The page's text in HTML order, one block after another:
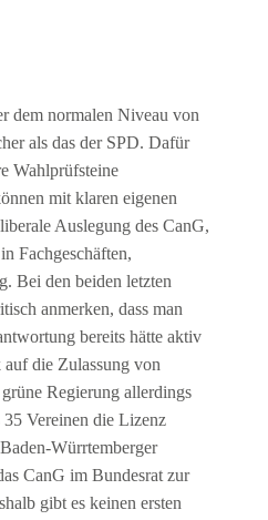
dem normalen Niveau von
als das der SPD. Dafür
Wahlprüfsteine
mit klaren eigenen
Auslegung des CanG,
Fachgeschäften,
Bei den beiden letzten
anmerken, dass man
bereits hätte aktiv
die Zulassung von
Regierung allerdings
35 Vereinen die Lizenz
Würrtemberger
CanG im Bundesrat zur
gibt es keinen ersten